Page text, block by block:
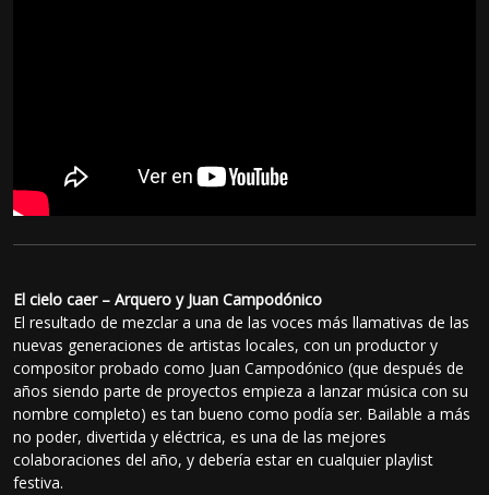
El cielo caer – Arquero y Juan Campodónico
El resultado de mezclar a una de las voces más llamativas de las
nuevas generaciones de artistas locales, con un productor y
compositor probado como Juan Campodónico (que después de
años siendo parte de proyectos empieza a lanzar música con su
nombre completo) es tan bueno como podía ser. Bailable a más
no poder, divertida y eléctrica, es una de las mejores
colaboraciones del año, y debería estar en cualquier playlist
festiva.